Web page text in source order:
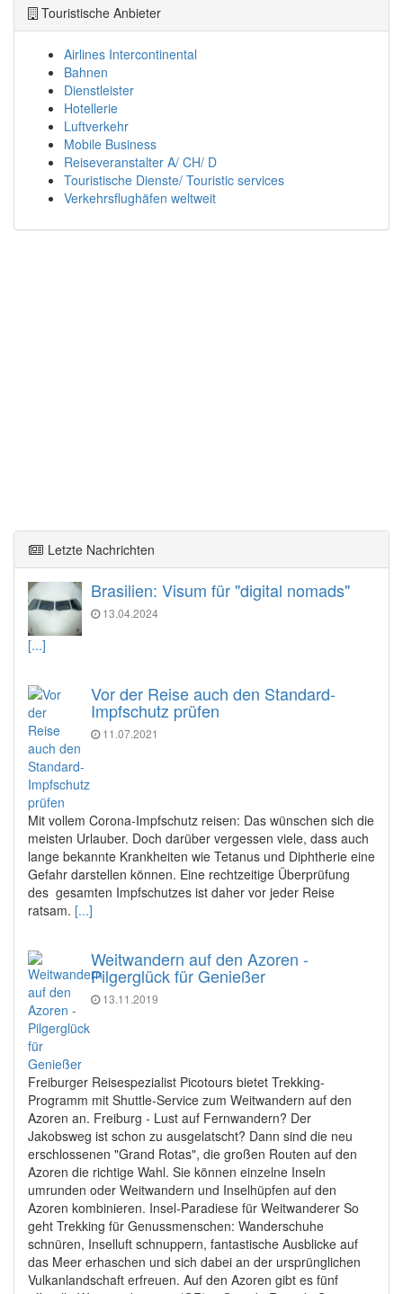
Touristische Anbieter
Airlines Intercontinental
Bahnen
Dienstleister
Hotellerie
Luftverkehr
Mobile Business
Reiseveranstalter A/ CH/ D
Touristische Dienste/ Touristic services
Verkehrsflughäfen weltweit
Letzte Nachrichten
Brasilien: Visum für "digital nomads"
13.04.2024
[...]
Vor der Reise auch den Standard-
Impfschutz prüfen
11.07.2021
Mit vollem Corona-Impfschutz reisen: Das wünschen sich die
meisten Urlauber. Doch darüber vergessen viele, dass auch
lange bekannte Krankheiten wie Tetanus und Diphtherie eine
Gefahr darstellen können. Eine rechtzeitige Überprüfung
des gesamten Impfschutzes ist daher vor jeder Reise
ratsam. [...]
Weitwandern auf den Azoren -
Pilgerglück für Genießer
13.11.2019
Freiburger Reisespezialist Picotours bietet Trekking-
Programm mit Shuttle-Service zum Weitwandern auf den
Azoren an. Freiburg - Lust auf Fernwandern? Der
Jakobsweg ist schon zu ausgelatscht? Dann sind die neu
erschlossenen "Grand Rotas", die großen Routen auf den
Azoren die richtige Wahl. Sie können einzelne Inseln
umrunden oder Weitwandern und Inselhüpfen auf den
Azoren kombinieren. Insel-Paradiese für Weitwanderer So
geht Trekking für Genussmenschen: Wanderschuhe
schnüren, Inselluft schnuppern, fantastische Ausblicke auf
das Meer erhaschen und sich dabei an der ursprünglichen
Vulkanlandschaft erfreuen. Auf den Azoren gibt es fünf